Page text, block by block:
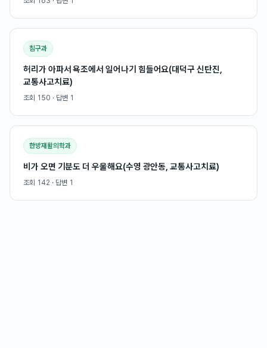
침구과
허리가 아파서 욕조에서 일어나기 힘들어요(대덕구 신탄진,
교통사고치료)
조회 150 · 답변 1
한방재활의학과
비가 오면 기분도 더 우울해요(수영 광안동, 교통사고치료)
조회 142 · 답변 1